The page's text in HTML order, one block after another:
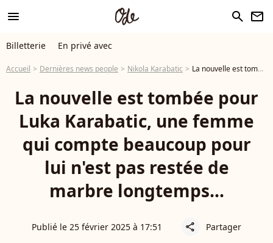
menu search newsletter
Billetterie En privé avec
Accueil Dernières news people Nikola Karabatic La nouvelle est tombée pour Luka Karabatic, une femme qui compte beaucoup pour lui n'est pas restée de marbre longtemps...
La nouvelle est tombée pour
Luka Karabatic, une femme
qui compte beaucoup pour
lui n'est pas restée de
marbre longtemps...
Publié le 25 février 2025 à 17:51 share Partager